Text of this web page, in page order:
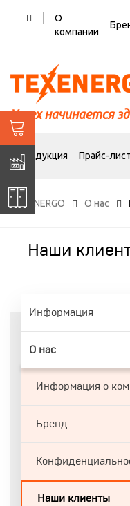
О
компании
Успех начинается
Продукция Прайс-
TEXENERGO О нас
Наши
Информация
О нас
Информация о
Бренд
Наши клиенты